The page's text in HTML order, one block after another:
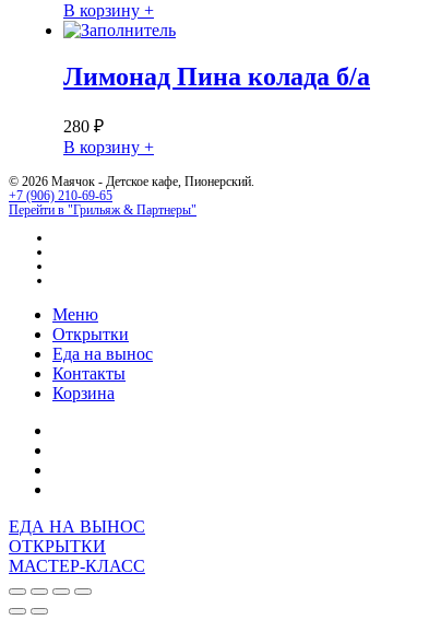
В корзину +
Лимонад Пина колада б/а
280 ₽
В корзину +
© 2026 Маячок - Детское кафе, Пионерский.
+7 (906) 210-69-65
Перейти в "Грильяж & Партнеры"
Close
Menu
Меню
Открытки
Еда на вынос
Контакты
Корзина
ЕДА НА ВЫНОС
ОТКРЫТКИ
МАСТЕР-КЛАСС